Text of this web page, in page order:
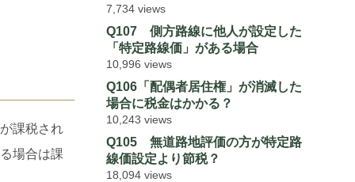
課税され
場合は課
7,734 views
Q107 側方路線に他人が設定した
「特定路線価」がある場合
10,996 views
Q106「配偶者居住権」が消滅した
場合に税金はかかる？
10,243 views
Q105 無道路地評価の方が特定路
線価設定より節税？
18,094 views